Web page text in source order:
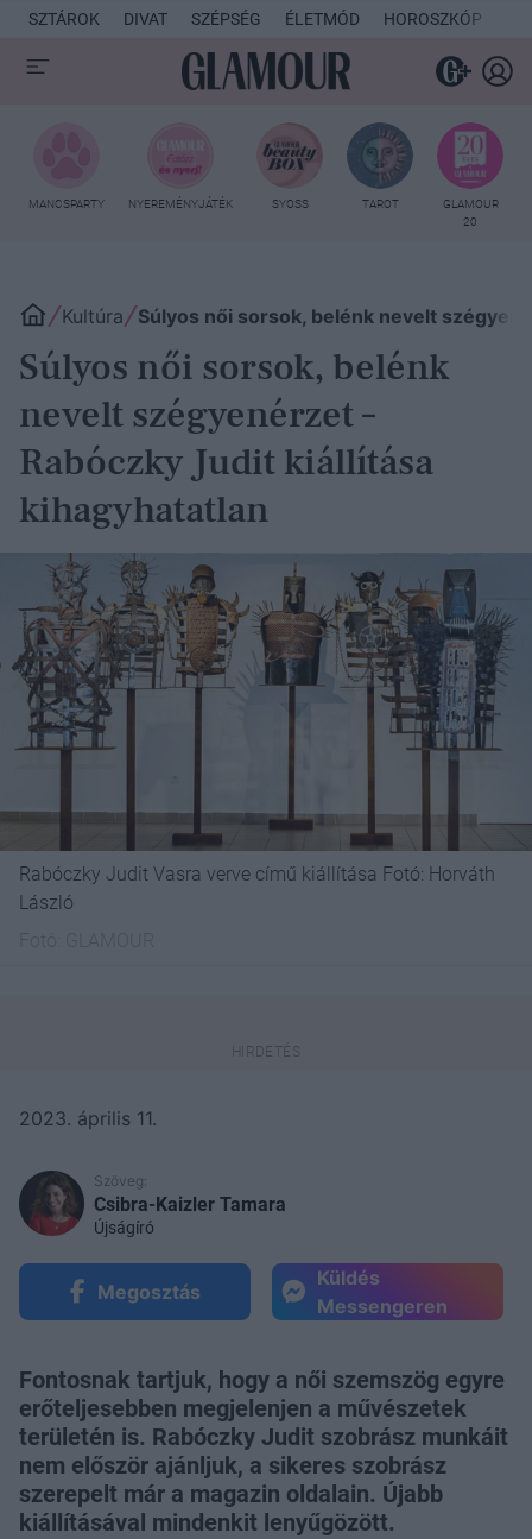
SZTÁROK DIVAT SZÉPSÉG ÉLETMÓD HOROSZKÓP
MANCSPARTY NYEREMÉNYJÁTÉK SYOSS TAROT
GLAMOUR
20
Kultúra Súlyos női sorsok, belénk nevelt
Súlyos női sorsok, belénk
nevelt szégyenérzet –
Rabóczky Judit kiállítása
kihagyhatatlan
Rabóczky Judit Vasra verve című kiállítása Fotó: Horváth
László
2023. április 11.
Szöveg:
Csibra-Kaizler Tamara
Újságíró
Megosztás
Küldés
Messengeren
Fontosnak tartjuk, hogy a női szemszög egyre
erőteljesebben megjelenjen a művészetek
területén is. Rabóczky Judit szobrász munkáit
nem először ajánljuk, a sikeres szobrász
szerepelt már a magazin oldalain. Újabb
kiállításával mindenkit lenyűgözött.